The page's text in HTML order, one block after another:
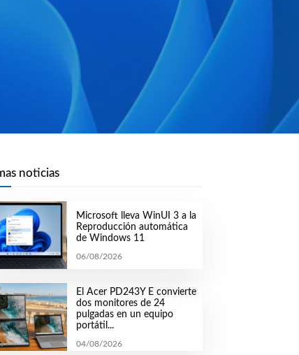
noticias
Microsoft lleva WinUI 3 a la
Reproducción automática
de Windows 11
06/08/2026
El Acer PD243Y E convierte
dos monitores de 24
pulgadas en un equipo
portátil...
04/08/2026